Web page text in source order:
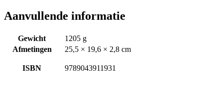
Aanvullende informatie
Gewicht
1205 g
Afmetingen
25,5 × 19,6 × 2,8 cm
ISBN 9789043911931